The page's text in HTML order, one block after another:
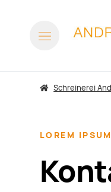
Schreinerei
LOREM